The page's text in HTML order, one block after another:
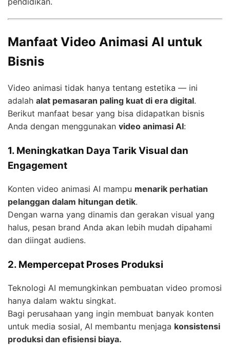
Manfaat Video Animasi AI untuk
Bisnis
Video animasi tidak hanya tentang estetika — ini
adalah alat pemasaran paling kuat di era digital.
Berikut manfaat besar yang bisa didapatkan bisnis
Anda dengan menggunakan video animasi AI:
1. Meningkatkan Daya Tarik Visual dan
Engagement
Konten video animasi AI mampu menarik perhatian
pelanggan dalam hitungan detik.
Dengan warna yang dinamis dan gerakan visual yang
halus, pesan brand Anda akan lebih mudah dipahami
dan diingat audiens.
2. Mempercepat Proses Produksi
Teknologi AI memungkinkan pembuatan video promosi
hanya dalam waktu singkat.
Bagi perusahaan yang ingin membuat banyak konten
untuk media sosial, AI membantu menjaga konsistensi
produksi dan efisiensi biaya.